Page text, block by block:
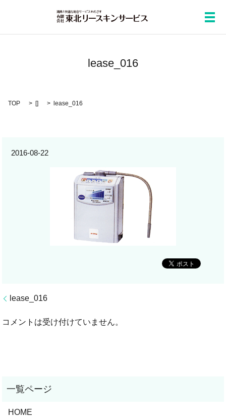
メ
lease_016
TOP [] lease_016
2016-08-22
lease_016
コメントは受け付けていません。
HOME